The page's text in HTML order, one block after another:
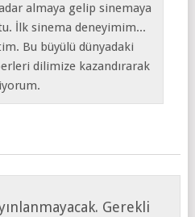
almaya gelip sinemaya
İlk sinema deneyimim...
Bu büyülü dünyadaki
dilimize kazandırarak
Gerekli